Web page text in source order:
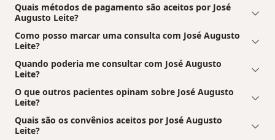
Quais métodos de pagamento são aceitos por José
Augusto Leite?
Como posso marcar uma consulta com José Augusto
Leite?
Quando poderia me consultar com José Augusto
Leite?
O que outros pacientes opinam sobre José Augusto
Leite?
Quais são os convênios aceitos por José Augusto
Leite?